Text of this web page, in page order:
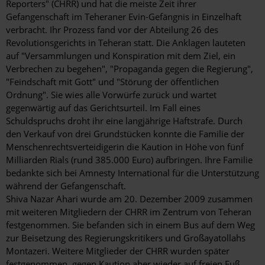
Reporters" (CHRR) und hat die meiste Zeit ihrer
Gefangenschaft im Teheraner Evin-Gefängnis in Einzelhaft
verbracht. Ihr Prozess fand vor der Abteilung 26 des
Revolutionsgerichts in Teheran statt. Die Anklagen lauteten
auf "Versammlungen und Konspiration mit dem Ziel, ein
Verbrechen zu begehen", "Propaganda gegen die Regierung",
"Feindschaft mit Gott" und "Störung der öffentlichen
Ordnung". Sie wies alle Vorwürfe zurück und wartet
gegenwärtig auf das Gerichtsurteil. Im Fall eines
Schuldspruchs droht ihr eine langjährige Haftstrafe. Durch
den Verkauf von drei Grundstücken konnte die Familie der
Menschenrechtsverteidigerin die Kaution in Höhe von fünf
Milliarden Rials (rund 385.000 Euro) aufbringen. Ihre Familie
bedankte sich bei Amnesty International für die Unterstützung
während der Gefangenschaft.
Shiva Nazar Ahari wurde am 20. Dezember 2009 zusammen
mit weiteren Mitgliedern der CHRR im Zentrum von Teheran
festgenommen. Sie befanden sich in einem Bus auf dem Weg
zur Beisetzung des Regierungskritikers und Großayatollahs
Montazeri. Weitere Mitglieder der CHRR wurden später